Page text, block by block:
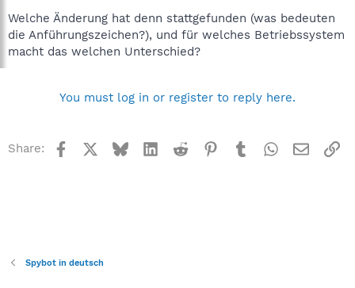
Welche Änderung hat denn stattgefunden (was bedeuten
die Anführungszeichen?), und für welches Betriebssystem
macht das welchen Unterschied?
You must log in or register to reply here.
Share: Facebook BlueskyLinkedInReddit Pinterest
TumblrWhatsApp
Email
Spybot in deutsch